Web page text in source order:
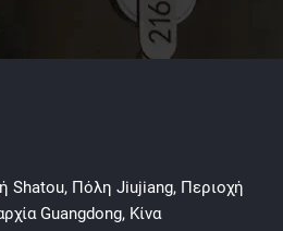
Shatou, Πόλη Jiujiang, Περιοχή
Guangdong, Κίνα